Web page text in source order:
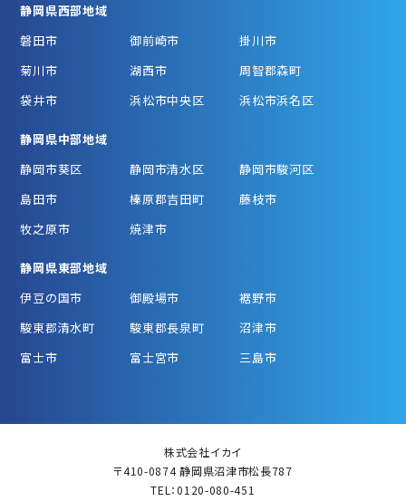
静岡県西部地域
磐田市
御前崎市
掛川市
菊川市
湖西市
周智郡森町
袋井市
浜松市中央区 浜松市浜名区
静岡県中部地域
静岡市葵区
静岡市清水区
静岡市駿河区
島田市
榛原郡吉田町
藤枝市
牧之原市
焼津市
静岡県東部地域
伊豆の国市
御殿場市
裾野市
駿東郡清水町
駿東郡長泉町
沼津市
富士市
富士宮市 三島市
株式会社イカイ
〒410-0874 静岡県沼津市松長787
TEL：0120-080-451